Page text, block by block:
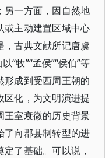
另一方面，因自然地
或主动建置区域中心
，古典文献所记唐虞
“牧”“孟侯”“侯伯”等
形成到受西周王朝的
化，为文明演进提
王室衰微的历史背景
了向郡县制转型的进
了基础。可以说，